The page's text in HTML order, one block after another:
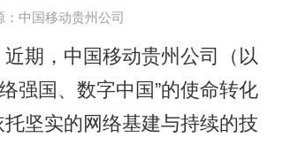
：中国移动贵州公司
期，中国移动贵州公司（以
强国、数字中国”的使命转化
坚实的网络基建与持续的技